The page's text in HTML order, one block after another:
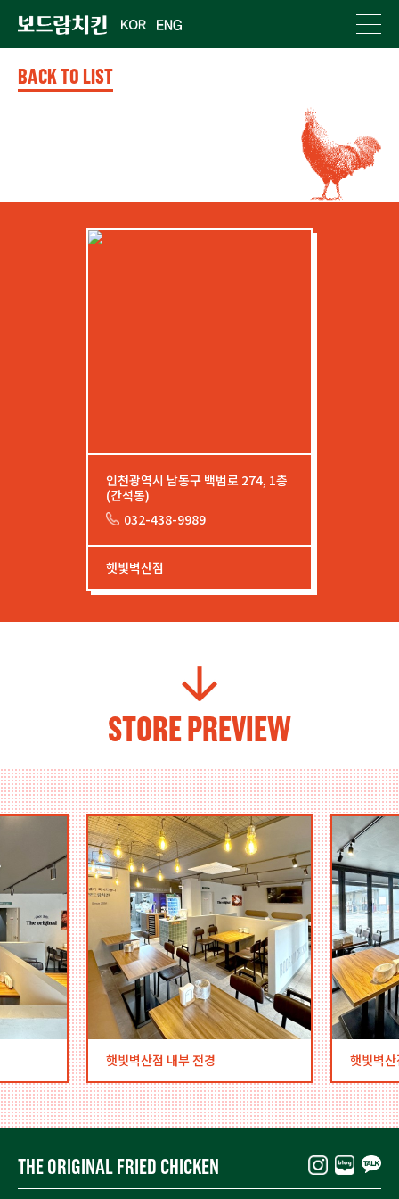
BACK TO LIST
인천광역시 남동구 백범로 274, 1층
(간석동)
032-438-9989
햇빛벽산점
STORE PREVIEW
햇빛벽산점 내부 전경 햇빛벽
THE ORIGINAL FRIED CHICKEN